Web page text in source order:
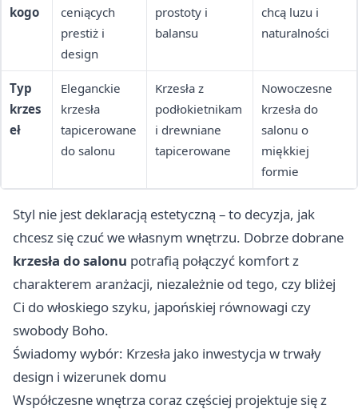
kogo
ceniących
prestiż i
design
prostoty i
balansu
chcą luzu i
naturalności
Typ
krzes
eł
Eleganckie
krzesła
tapicerowane
do salonu
Krzesła z
podłokietnikam
i drewniane
tapicerowane
Nowoczesne
krzesła do
salonu o
miękkiej
formie
Styl nie jest deklaracją estetyczną – to decyzja, jak
chcesz się czuć we własnym wnętrzu. Dobrze dobrane
krzesła do salonu potrafią połączyć komfort z
charakterem aranżacji, niezależnie od tego, czy bliżej
Ci do włoskiego szyku, japońskiej równowagi czy
swobody Boho.
Świadomy wybór: Krzesła jako inwestycja w trwały
design i wizerunek domu
Współczesne wnętrza coraz częściej projektuje się z